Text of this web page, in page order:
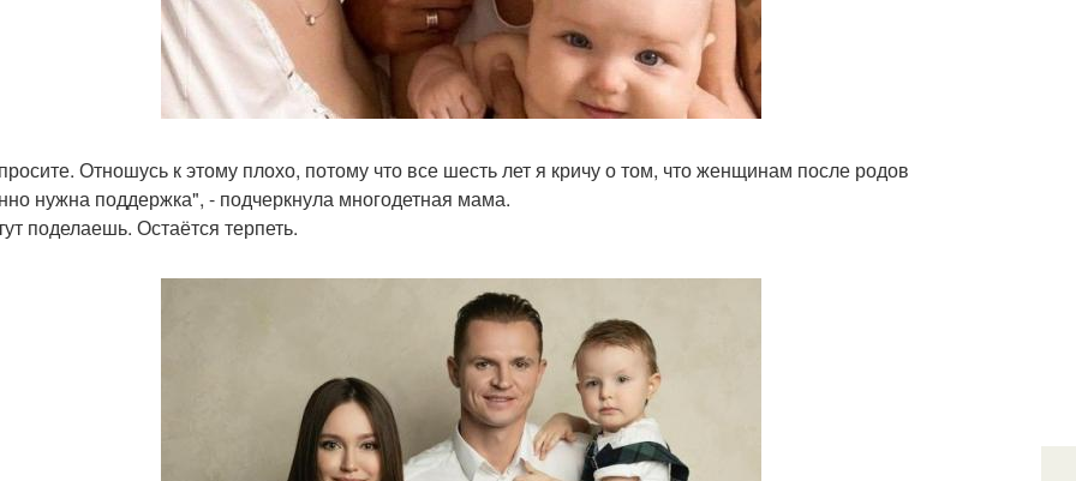
Отношусь к этому плохо, потому что все шесть лет я кричу о том, что женщинам после родов
нужна поддержка", - подчеркнула многодетная мама.
поделаешь. Остаётся терпеть.